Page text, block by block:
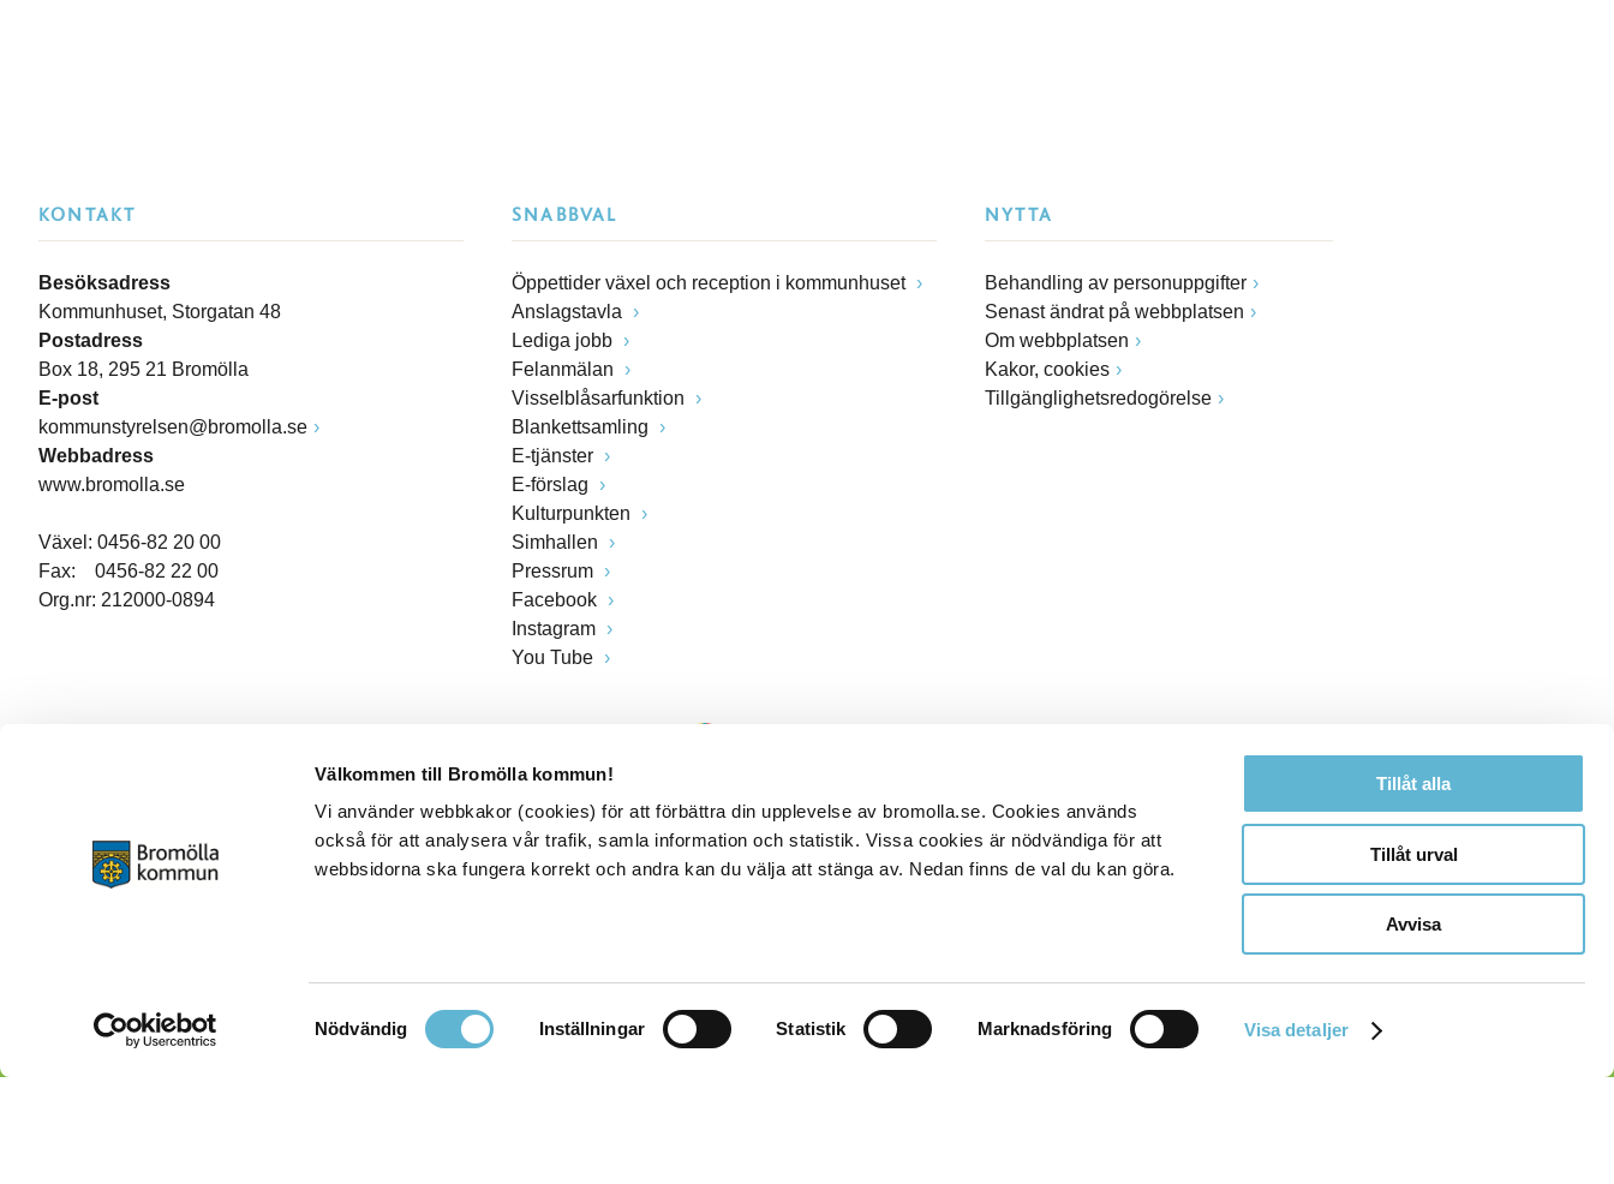
Välkommen till Bromölla kommun!
Vi använder webbkakor (cookies) för att förbättra din upplevelse av bromolla.se. Cookies används
också för att analysera vår trafik, samla information och statistik. Vissa cookies är nödvändiga för att
webbsidorna ska fungera korrekt och andra kan du välja att stänga av. Nedan finns de val du kan göra.
Samtyckesval
Nödvändig Inställningar Statistik Marknadsföring Visa detaljer
Tillåt alla
Tillåt urval
Avvisa
KONTAKT
Besöksadress
Kommunhuset, Storgatan 48
Postadress
Box 18, 295 21 Bromölla
E-post
kommunstyrelsen@bromolla.se
Webbadress
www.bromolla.se
Växel: 0456-82 20 00
Fax: 0456-82 22 00
Org.nr: 212000-0894
SNABBVAL
Öppettider växel och reception i kommunhuset
Anslagstavla
Lediga jobb
Felanmälan
Visselblåsarfunktion
Blankettsamling
E-tjänster
E-förslag
Kulturpunkten
Simhallen
Pressrum
Facebook
Instagram
You Tube
NYTTA
Behandling av personuppgifter
Senast ändrat på webbplatsen
Om webbplatsen
Kakor, cookies
Tillgänglighetsredogörelse